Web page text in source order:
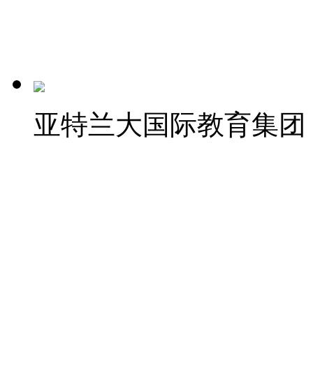
亚特兰大国际教育集团